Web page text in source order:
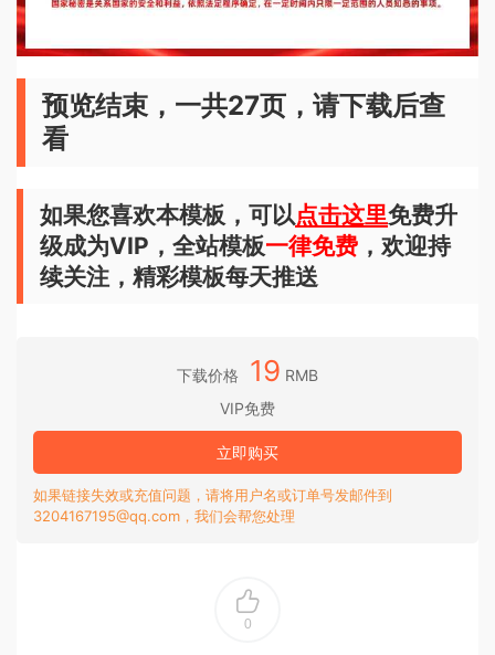
预览结束，一共27页，请下载后查
看
如果您喜欢本模板，可以点击这里免费升
级成为VIP，全站模板一律免费 ，欢迎持
续关注，精彩模板每天推送
下载价格 19 RMB
VIP免费
立即购买
如果链接失效或充值问题，请将用户名或订单号发邮件到
3204167195@qq.com，我们会帮您处理
0